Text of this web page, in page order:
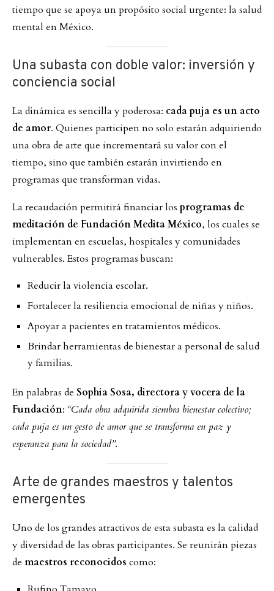
tiempo que se apoya un propósito social urgente: la salud
mental en México.
Una subasta con doble valor: inversión y
conciencia social
La dinámica es sencilla y poderosa: cada puja es un acto
de amor. Quienes participen no solo estarán adquiriendo
una obra de arte que incrementará su valor con el
tiempo, sino que también estarán invirtiendo en
programas que transforman vidas.
La recaudación permitirá financiar los programas de
meditación de Fundación Medita México, los cuales se
implementan en escuelas, hospitales y comunidades
vulnerables. Estos programas buscan:
Reducir la violencia escolar.
Fortalecer la resiliencia emocional de niñas y niños.
Apoyar a pacientes en tratamientos médicos.
Brindar herramientas de bienestar a personal de salud
y familias.
En palabras de Sophia Sosa, directora y vocera de la
Fundación: “Cada obra adquirida siembra bienestar colectivo;
cada puja es un gesto de amor que se transforma en paz y
esperanza para la sociedad”.
Arte de grandes maestros y talentos
emergentes
Uno de los grandes atractivos de esta subasta es la calidad
y diversidad de las obras participantes. Se reunirán piezas
de maestros reconocidos como: